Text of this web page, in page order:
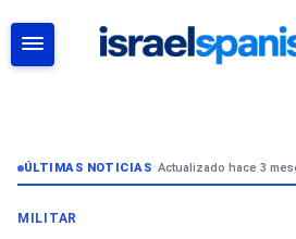
ÚLTIMAS NOTICIAS• Actualizado hace 3
MILITAR